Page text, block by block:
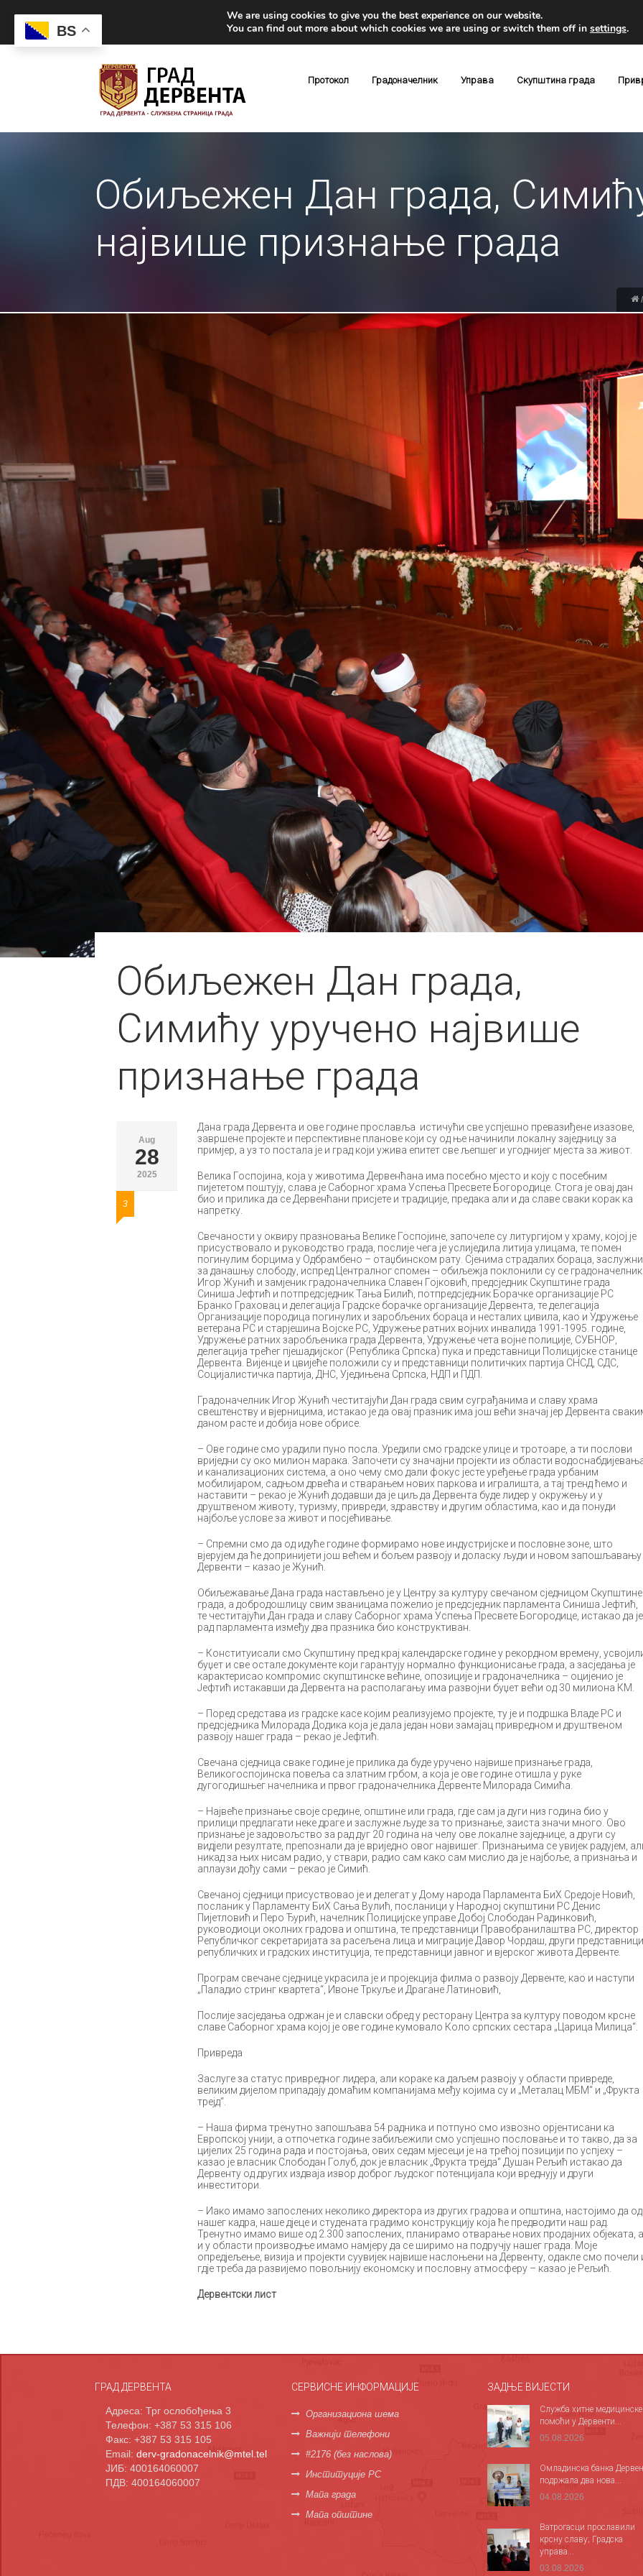
Протокол Градоначелник Управа Скупштина града
Обиљежен Дан града,
највише признање града
Обиљежен Дан града,
Симићу уручено највише
признање града
Aug
28
2025
3
Дана града Дервентa и ове године прославља истичући све успјешно превазиђене изазове,
завршене пројекте и перспективне планове који су од ње начинили локалну заједницу за
примјер, а уз то постала је и град који ужива епитет све љепшег и угоднијег мјеста за живот.
Велика Госпојина, која у животима Дервенћана има посебно мјесто и коју с посебним
пијететом поштују, слава је Саборног храма Успења Пресвете Богородице. Стога је овај дан
био и прилика да се Дервенћани присјете и традиције, предака али и да славе сваки корак ка
напретку.
Свечаности у оквиру празновања Велике Госпојине, започеле су литургијом у храму, којој је
присуствовало и руководство града, послије чега је услиједила литија улицама, те помен
погинулим борцима у Одбрамбено – отаџбинском рату. Сјенима страдалих бораца,
за данашњу слободу, испред Централног спомен – обиљежја поклонили су се градоначелник
Игор Жунић и замјеник градоначелника Славен Гојковић, предсједник Скупштине града
Синиша Јефтић и потпредсједник Тања Билић, потпредсједник Борачке организације РС
Бранко Граховац и делегација Градске борачке организације Дервента, те делегација
Организације породица погинулих и заробљених бораца и несталих цивила, као и Удружење
ветерана РС и старјешина Војске РС, Удружење ратних војних инвалида 1991-1995. године,
Удружење ратних заробљеника града Дервента, Удружење чета војне полиције, СУБНОР,
делегација трећег пјешадијског (Република Српска) пука и представници Полицијске станице
Дервента. Вијенце и цвијеће положили су и представници политичких партија СНСД, СДС,
Социјалистичка партија, ДНС, Уједињена Српска, НДП и ПДП.
Градоначелник Игор Жунић честитајући Дан града свим суграђанима и славу храма
свештенству и вјерницима, истакао је да овај празник има још већи значај јер Дервента
даном расте и добија нове обрисе.
– Ове године смо урадили пуно посла. Уредили смо градске улице и тротоаре, а ти послови
вриједни су око милион марака. Започети су значајни пројекти из области
и канализационих система, а оно чему смо дали фокус јесте уређење града урбаним
мобилијаром, садњом дрвећа и стварањем нових паркова и игралишта, а тај тренд ћемо и
наставити – рекао је Жунић додавши да је циљ да Дервента буде лидер у окружењу и у
друштвеном животу, туризму, привреди, здравству и другим областима, као и да понуди
најбоље услове за живот и посјећивање.
– Спремни смо да од идуће године формирамо нове индустријске и пословне зоне, што
вјерујем да ће допринијети још већем и бољем развоју и доласку људи и новом запошљавању
Дервенти – казао је Жунић.
Обиљежавање Дана града настављено је у Центру за културу свечаном сједницом Скупштине
града, а добродошлицу свим званицама пожелио је предсједник парламента Синиша Јефтић,
те честитајући Дан града и славу Саборног храма Успења Пресвете Богородице, истакао да је
рад парламента између два празника био конструктиван.
– Конституисали смо Скупштину пред крај календарске године у рекордном времену,
буџет и све остале документе који гарантују нормално функционисање града, а засједања је
карактерисао компромис скупштинске већине, опозиције и градоначелника – оцијенио је
Јефтић истакавши да Дервента на располагању има развојни буџет већи од 30 милиона КМ.
– Поред средстава из градске касе којим реализујемо пројекте, ту је и подршка Владе РС и
предсједника Милорада Додика која је дала један нови замајац привредном и друштвеном
развоју нашег града – рекао је Јефтић.
Свечана сједница сваке године је прилика да буде уручено највише признање града,
Великогоспојинска повеља са златним грбом, а која је ове године отишла у руке
дугогодишњег начелника и првог градоначелника Дервенте Милорада Симића.
– Највеће признање своје средине, општине или града, гдје сам ја дуги низ година био у
прилици предлагати неке драге и заслужне људе за то признање, заиста значи много. Ово
признање је задовољство за рад дуг 20 година на челу ове локалне заједнице, а други су
видјели резултате, препознали да је вриједно овог највишег. Признањима се увијек радујем,
никад за њих нисам радио, у ствари, радио сам како сам мислио да је најбоље, а признања и
аплаузи дођу сами – рекао је Симић.
Свечаној сједници присуствовао је и делегат у Дому народа Парламента БиХ Средоје Новић,
посланик у Парламенту БиХ Сања Вулић, посланици у Народној скупштини РС Денис
Пијетловић и Перо Ђурић, начелник Полицијске управе Добој Слободан Радинковић,
руководиоци околних градова и општина, те представници Правобранилаштва РС, директор
Републичког секретаријата за расељена лица и миграције Давор Чордаш, други представници
републичких и градских институција, те представници јавног и вјерског живота Дервенте.
Програм свечане сједнице украсила је и пројекција филма о развоју Дервенте, као и наступи
„Паладио стринг квартета“, Ивоне Тркуље и Драгане Латиновић,
Послије засједања одржан је и славски обред у ресторану Центра за културу поводом крсне
славе Саборног храма којој је ове године кумовало Коло српских сестара „Царица Милица“.
Привреда
Заслуге за статус привредног лидера, али кораке ка даљем развоју у области привреде,
великим дијелом припадају домаћим компанијама међу којима су и „Металац МБМ“ и „Фрукта
трејд“.
– Наша фирма тренутно запошљава 54 радника и потпуно смо извозно орјентисани ка
Европској унији, а отпочетка године забиљежили смо успјешно пословање и то такво, да за
цијелих 25 година рада и постојања, ових седам мјесеци је на трећој позицији по успјеху –
казао је власник Слободан Голуб, док је власник „Фрукта трејда“ Душан Рељић истакао да
Дервенту од других издваја извор доброг људског потенцијала који вреднују и други
инвеститори.
– Иако имамо запослених неколико директора из других градова и општина, настојимо да од
нашег кадра, наше дјеце и студената градимо конструкцију која ће предводити наш рад.
Тренутно имамо више од 2.300 запослених, планирамо отварање нових продајних објеката, а
и у области производње имамо намјеру да се ширимо на подручју нашег града. Моје
опредјељење, визија и пројекти суувијек највише наслоњени на Дервенту, одакле смо почели
гдје треба да развијемо повољнију економску и пословну атмосферу – казао је Рељић.
Дервентски лист
ГРАД ДЕРВЕНТА
Адреса: Трг ослобођења 3
Телефон: +387 53 315 106
Факс: +387 53 315 105
Email: derv-gradonacelnik@mtel.tel
ЈИБ: 400164060007
ПДВ: 400164060007
СЕРВИСНЕ ИНФОРМАЦИЈЕ
Организациона шема
Важнији телефони
#2176 (без наслова)
Институције РС
Мапа града
Мапа општине
ЗАДЊЕ ВИЈЕСТИ
Служба хитне медицинске
помоћи у Дервенти...
05.08.2026
Омладинска банка
подржала два нова...
04.08.2026
Ватрогасци прославили
крсну славу; Градска
управа...
03.08.2026
BS
We are using cookies to give you the best experience on our website.
You can find out more about which cookies we are using or switch them off in settings.